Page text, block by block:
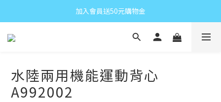
加入會員送50元購物金
水陸兩用機能運動背心
A992002